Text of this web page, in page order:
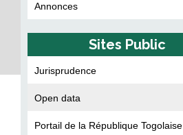
Annonces
Sites Public
Jurisprudence
Open data
Portail de la République Togolaise